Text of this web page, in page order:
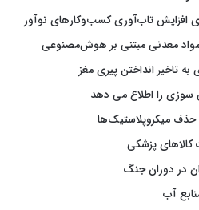
افزایش تاب‌آوری کسب‌وکارهای نوآور
معدنی مبتنی بر هوش‌مصنوعی
به تاخیر انداختن پیری مغز
سوزی را اطلاع می دهد
حذف میکروپلاستیک‌ها
آب